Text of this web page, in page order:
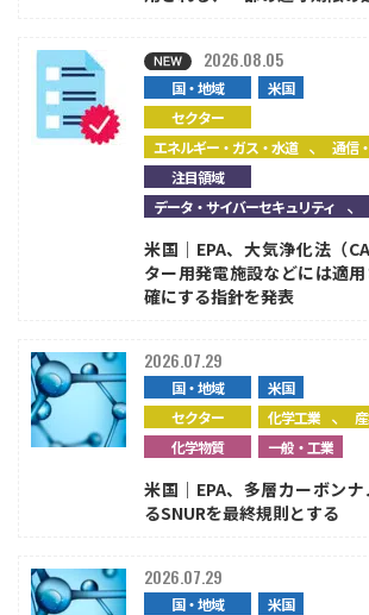
国・地域
米国
セクター
エネルギー・ガス・水道 、通信
注目領域
データ・サイバーセキュリティ 、
2026.08.05
米国｜EPA、大気浄化法（
ター用発電施設などには適
確にする指針を発表
国・地域
米国
セクター
化学工業 、
化学物質
一般・工業
2026.07.29
米国｜EPA、多層カーボン
るSNURを最終規則とする
国・地域
米国
2026.07.29